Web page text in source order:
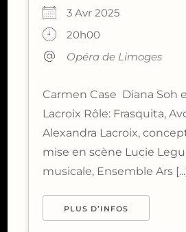
3 Avr 2025
20h00
Opéra de Limoges
Carmen Case Diana Soh
Lacroix Rôle: Frasquita,
Alexandra Lacroix,
mise en scène Lucie
musicale, Ensemble Ars
PLUS D’INFOS